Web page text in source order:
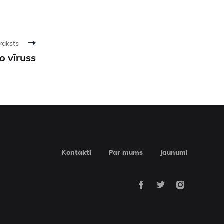
vīruss
Kontakti Par mums Jaunumi